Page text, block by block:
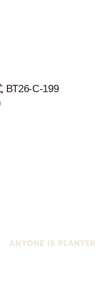
BT26-C-199